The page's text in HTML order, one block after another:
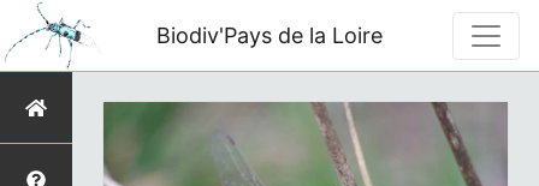
Biodiv'Pays de la Loire